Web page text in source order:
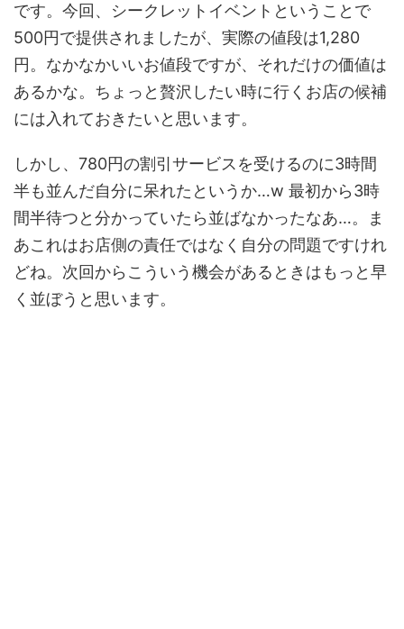
です。今回、シークレットイベントということで
500円で提供されましたが、実際の値段は1,280
円。なかなかいいお値段ですが、それだけの価値は
あるかな。ちょっと贅沢したい時に行くお店の候補
には入れておきたいと思います。
しかし、780円の割引サービスを受けるのに3時間
半も並んだ自分に呆れたというか…w 最初から3時
間半待つと分かっていたら並ばなかったなあ…。ま
あこれはお店側の責任ではなく自分の問題ですけれ
どね。次回からこういう機会があるときはもっと早
く並ぼうと思います。